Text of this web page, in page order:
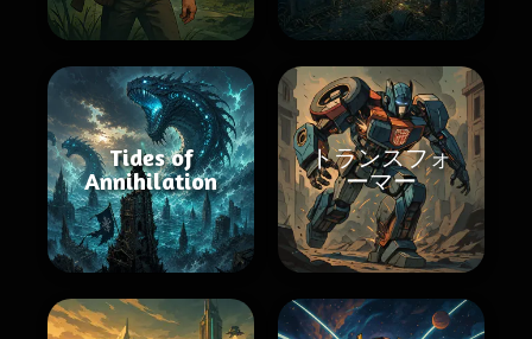
Tides of
Annihilation
トランスフォ
ーマー